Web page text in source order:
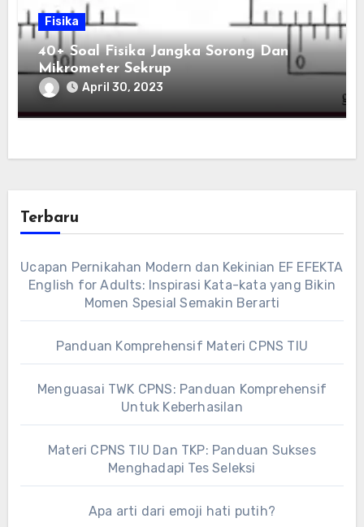
Fisika
40+ Soal Fisika Jangka Sorong Dan
Mikrometer Sekrup
April 30, 2023
Terbaru
Ucapan Pernikahan Modern dan Kekinian EF EFEKTA
English for Adults: Inspirasi Kata-kata yang Bikin
Momen Spesial Semakin Berarti
Panduan Komprehensif Materi CPNS TIU
Menguasai TWK CPNS: Panduan Komprehensif
Untuk Keberhasilan
Materi CPNS TIU Dan TKP: Panduan Sukses
Menghadapi Tes Seleksi
Apa arti dari emoji hati putih?